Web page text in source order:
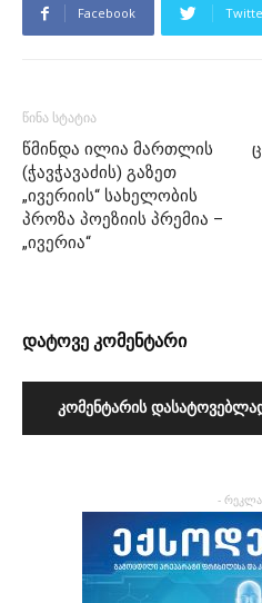
Facebook
წინა სტატია
წმინდა ილია მართლის
(ჭავჭავაძის) გაზეთ
„ივერიის“ სახელობის
პროზა პოეზიის პრემია –
„ივერია“
დატოვე კომენტარი
ᲙᲝᲛᲔᲜᲢᲐᲠᲘᲡ
-